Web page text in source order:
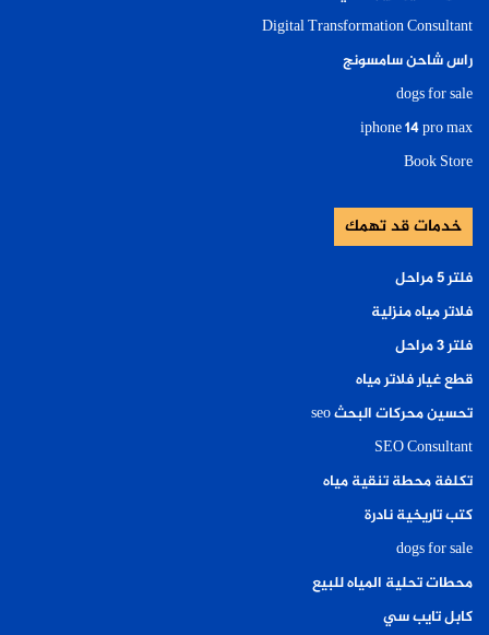
Digital Transformation Consultant
راس شاحن سامسونج
dogs for sale
iphone 14 pro max
Book Store
خدمات قد تهمك
فلتر ٥ مراحل
فلاتر مياه منزلية
فلتر ٣ مراحل
قطع غيار فلاتر مياه
تحسين محركات البحث seo
SEO Consultant
تكلفة محطة تنقية مياه
كتب تاريخية نادرة
dogs for sale
محطات تحلية المياه للبيع
كابل تايب سي